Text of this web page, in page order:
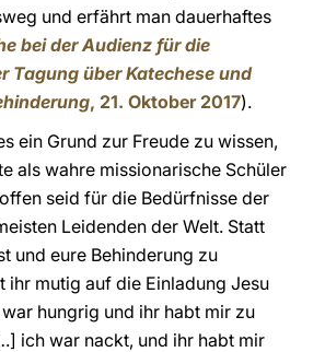
und erfährt man dauerhaftes
bei der Audienz für die
Tagung über Katechese und
, 21. Oktober 2017).
ein Grund zur Freude zu wissen,
als wahre missionarische Schüler
seid für die Bedürfnisse der
Leidenden der Welt. Statt
und eure Behinderung zu
ihr mutig auf die Einladung Jesu
hungrig und ihr habt mir zu
ich war nackt, und ihr habt mir